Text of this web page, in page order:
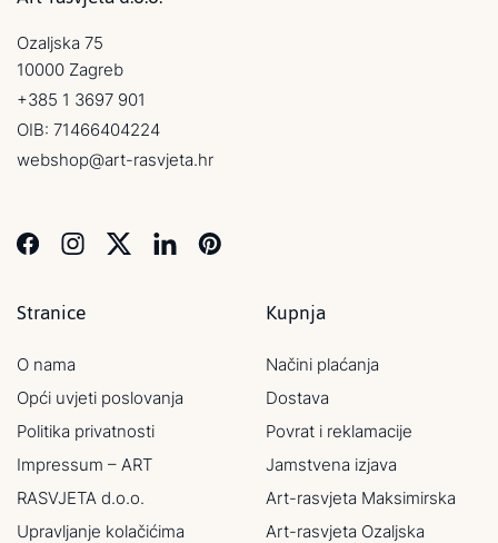
Ozaljska 75
10000 Zagreb
+385 1 3697 901
OIB: 71466404224
webshop@art-rasvjeta.hr
Stranice
O nama
Opći uvjeti poslovanja
Politika privatnosti
Impressum – ART
RASVJETA d.o.o.
Upravljanje kolačićima
Kupnja
Načini plaćanja
Dostava
Povrat i reklamacije
Jamstvena izjava
Art-rasvjeta Maksimirska
Art-rasvjeta Ozaljska